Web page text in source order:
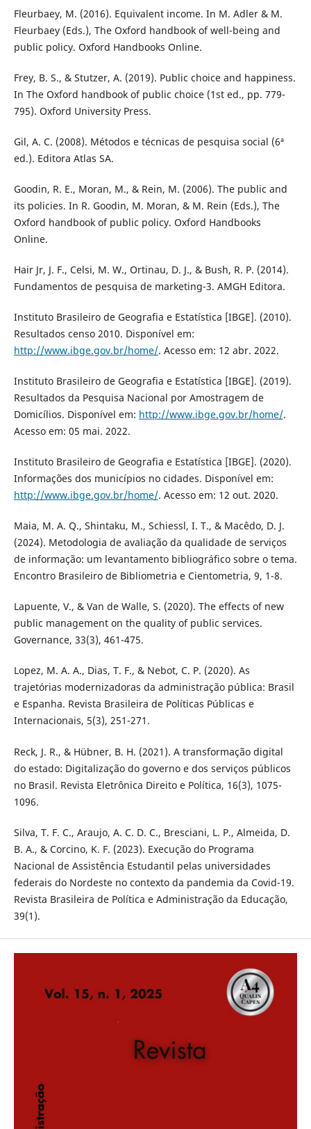
Fleurbaey, M. (2016). Equivalent income. In M. Adler & M.
Fleurbaey (Eds.), The Oxford handbook of well-being and
public policy. Oxford Handbooks Online.
Frey, B. S., & Stutzer, A. (2019). Public choice and happiness.
In The Oxford handbook of public choice (1st ed., pp. 779-
795). Oxford University Press.
Gil, A. C. (2008). Métodos e técnicas de pesquisa social (6ª
ed.). Editora Atlas SA.
Goodin, R. E., Moran, M., & Rein, M. (2006). The public and
its policies. In R. Goodin, M. Moran, & M. Rein (Eds.), The
Oxford handbook of public policy. Oxford Handbooks
Online.
Hair Jr, J. F., Celsi, M. W., Ortinau, D. J., & Bush, R. P. (2014).
Fundamentos de pesquisa de marketing-3. AMGH Editora.
Instituto Brasileiro de Geografia e Estatística [IBGE]. (2010).
Resultados censo 2010. Disponível em:
http://www.ibge.gov.br/home/. Acesso em: 12 abr. 2022.
Instituto Brasileiro de Geografia e Estatística [IBGE]. (2019).
Resultados da Pesquisa Nacional por Amostragem de
Domicílios. Disponível em: http://www.ibge.gov.br/home/.
Acesso em: 05 mai. 2022.
Instituto Brasileiro de Geografia e Estatística [IBGE]. (2020).
Informações dos municípios no cidades. Disponível em:
http://www.ibge.gov.br/home/. Acesso em: 12 out. 2020.
Maia, M. A. Q., Shintaku, M., Schiessl, I. T., & Macêdo, D. J.
(2024). Metodologia de avaliação da qualidade de serviços
de informação: um levantamento bibliográfico sobre o tema.
Encontro Brasileiro de Bibliometria e Cientometria, 9, 1-8.
Lapuente, V., & Van de Walle, S. (2020). The effects of new
public management on the quality of public services.
Governance, 33(3), 461-475.
Lopez, M. A. A., Dias, T. F., & Nebot, C. P. (2020). As
trajetórias modernizadoras da administração pública: Brasil
e Espanha. Revista Brasileira de Políticas Públicas e
Internacionais, 5(3), 251-271.
Reck, J. R., & Hübner, B. H. (2021). A transformação digital
do estado: Digitalização do governo e dos serviços públicos
no Brasil. Revista Eletrônica Direito e Política, 16(3), 1075-
1096.
Silva, T. F. C., Araujo, A. C. D. C., Bresciani, L. P., Almeida, D.
B. A., & Corcino, K. F. (2023). Execução do Programa
Nacional de Assistência Estudantil pelas universidades
federais do Nordeste no contexto da pandemia da Covid-19.
Revista Brasileira de Política e Administração da Educação,
39(1).